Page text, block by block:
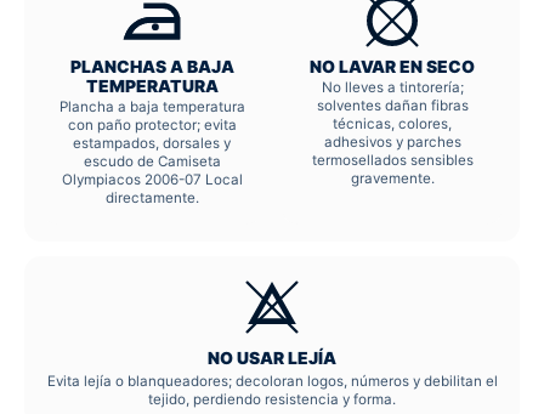
PLANCHAS A BAJA
TEMPERATURA
Plancha a baja temperatura
con paño protector; evita
estampados, dorsales y
escudo de Camiseta
Olympiacos 2006-07 Local
directamente.
NO LAVAR EN SECO
No lleves a tintorería;
solventes dañan fibras
técnicas, colores,
adhesivos y parches
termosellados sensibles
gravemente.
NO USAR LEJÍA
Evita lejía o blanqueadores; decoloran logos, números y debilitan el
tejido, perdiendo resistencia y forma.